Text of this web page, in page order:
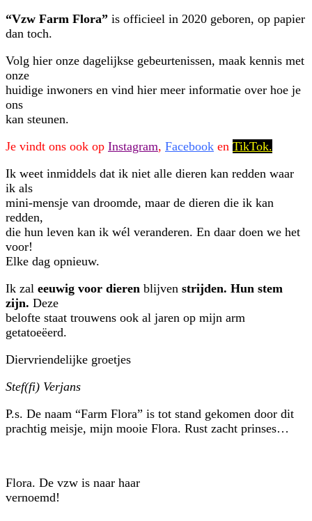
“Vzw Farm Flora” is officieel in 2020 geboren, op papier
dan toch.
Volg hier onze dagelijkse gebeurtenissen, maak kennis met
onze
huidige inwoners en vind hier meer informatie over hoe je
ons
kan steunen.
Je vindt ons ook op Instagram, Facebook en TikTok.
Ik weet inmiddels dat ik niet alle dieren kan redden waar
ik als
mini-mensje van droomde, maar de dieren die ik kan
redden,
die hun leven kan ik wél veranderen. En daar doen we het
voor!
Elke dag opnieuw.
Ik zal eeuwig voor dieren blijven strijden. Hun stem
zijn. Deze
belofte staat trouwens ook al jaren op mijn arm
getatoeëerd.
Diervriendelijke groetjes
Stef(fi) Verjans
P.s. De naam “Farm Flora” is tot stand gekomen door dit
prachtig meisje, mijn mooie Flora. Rust zacht prinses…
Flora. De vzw is naar haar
vernoemd!